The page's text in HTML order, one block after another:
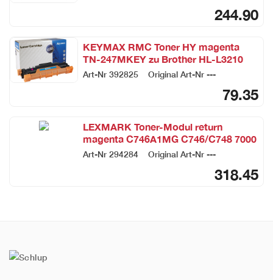
244.90
KEYMAX RMC Toner HY magenta
TN-247MKEY zu Brother HL-L3210
2300 S.
Art-Nr 392825 Original Art-Nr ---
79.35
LEXMARK Toner-Modul return
magenta C746A1MG C746/C748 7000
Seiten
Art-Nr 294284 Original Art-Nr ---
318.45